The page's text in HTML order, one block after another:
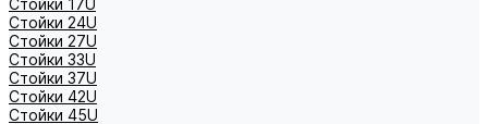
Стойки 17U
Стойки 24U
Стойки 27U
Стойки 33U
Стойки 37U
Стойки 42U
Стойки 45U